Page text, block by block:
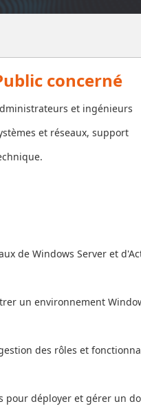
concerné
et ingénieurs
et réseaux, support
de Windows Server et
un environnement
des rôles et
pour déployer et gérer un